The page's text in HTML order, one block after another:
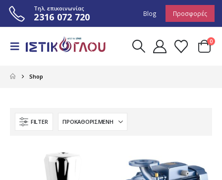
Τηλ. επικοινωνίας
2316 072 720 Blog Προσφορές
0
Shop
FILTER